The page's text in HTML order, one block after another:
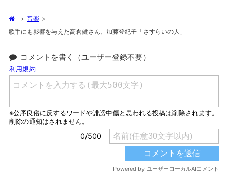
> 音楽 >
歌手にも影響を与えた高倉健さん、加藤登紀子「さすらいの人」
コメントを書く（ユーザー登録不要）